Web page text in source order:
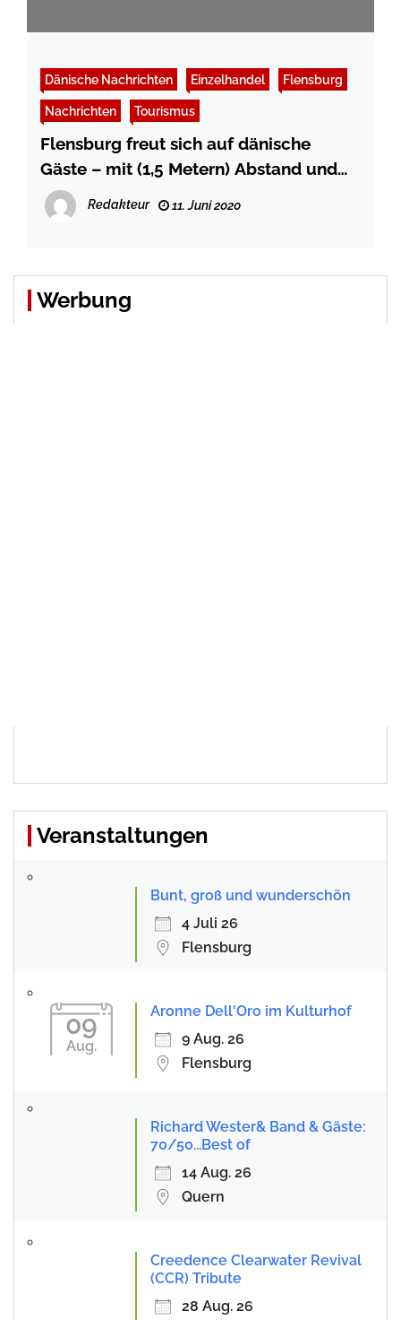
Dänische Nachrichten Einzelhandel Flensburg
Nachrichten Tourismus
Flensburg freut sich auf dänische
Gäste – mit (1,5 Metern) Abstand und
Mund-Nasenschutz
Redakteur 11. Juni 2020
Werbung
Veranstaltungen
Bunt, groß und wunderschön
4 Juli 26
Flensburg
09
Aug.
Aronne Dell'Oro im Kulturhof
9 Aug. 26
Flensburg
Richard Wester& Band & Gäste:
70/50...Best of
14 Aug. 26
Quern
Creedence Clearwater Revival
(CCR) Tribute
28 Aug. 26